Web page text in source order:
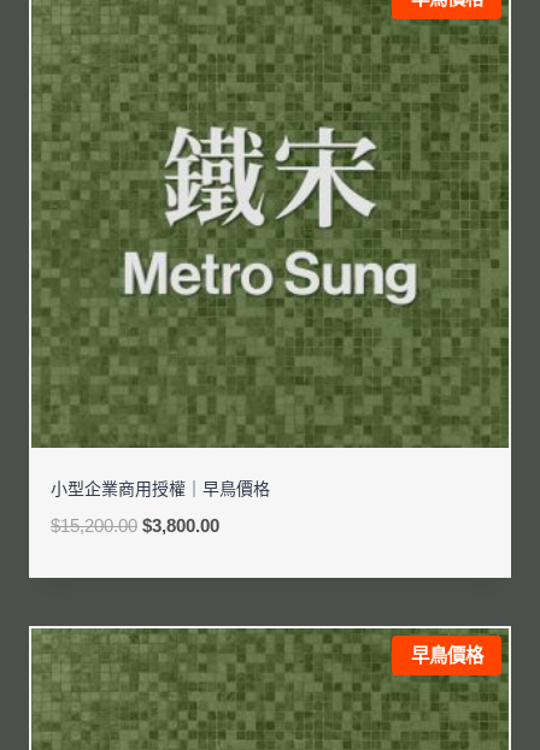
小型企業商用授權｜早鳥價格
$15,200.00 $3,800.00
早鳥價格